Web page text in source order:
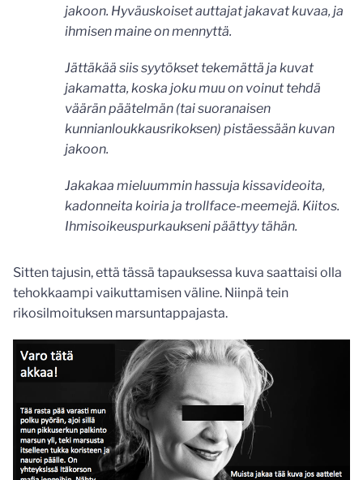
jakoon. Hyväuskoiset auttajat jakavat kuvaa, ja
ihmisen maine on mennyttä.
Jättäkää siis syytökset tekemättä ja kuvat
jakamatta, koska joku muu on voinut tehdä
väärän päätelmän (tai suoranaisen
kunnianloukkausrikoksen) pistäessään kuvan
jakoon.
Jakakaa mieluummin hassuja kissavideoita,
kadonneita koiria ja trollface-meemejä. Kiitos.
Ihmisoikeuspurkaukseni päättyy tähän.
Sitten tajusin, että tässä tapauksessa kuva saattaisi olla
tehokkaampi vaikuttamisen väline. Niinpä tein
rikosilmoituksen marsuntappajasta.